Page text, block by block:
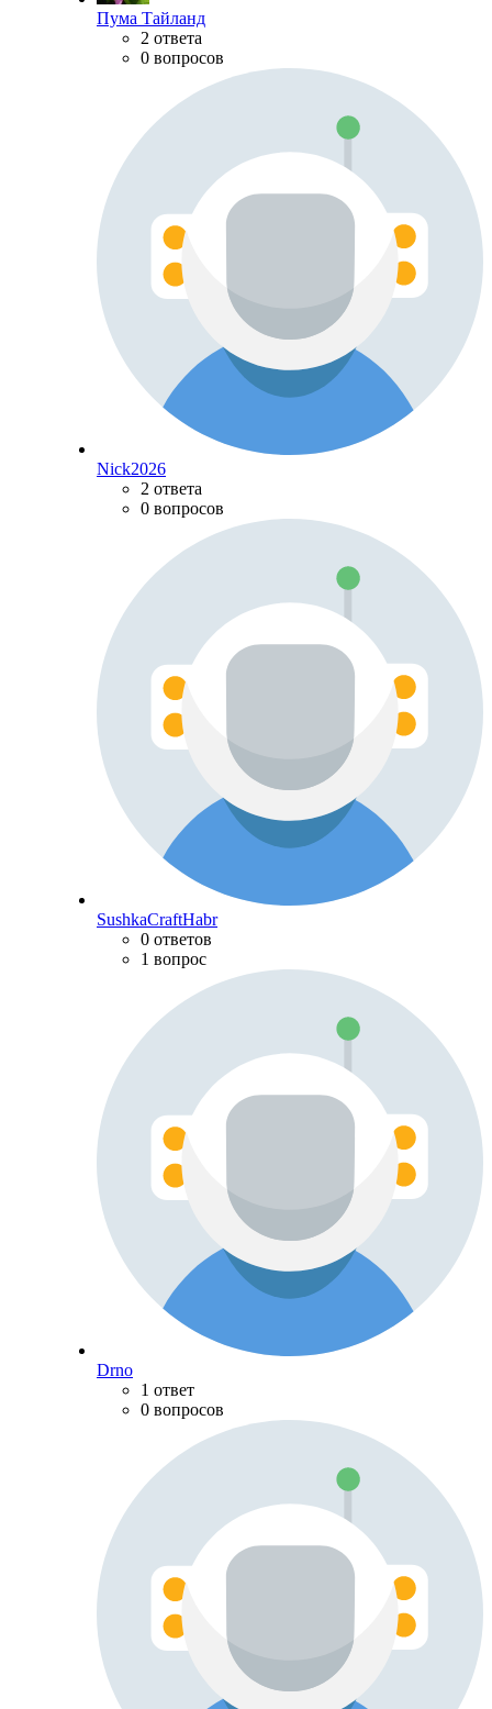
Пума Тайланд
2 ответа
0 вопросов
Nick2026
2 ответа
0 вопросов
SushkaCraftHabr
0 ответов
1 вопрос
Drno
1 ответ
0 вопросов